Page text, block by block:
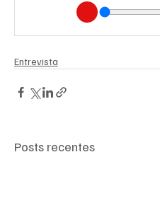
Entrevista
Posts recentes